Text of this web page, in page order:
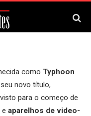
2024
como Typhoon
novo título,
para o começo de
e aparelhos de video-